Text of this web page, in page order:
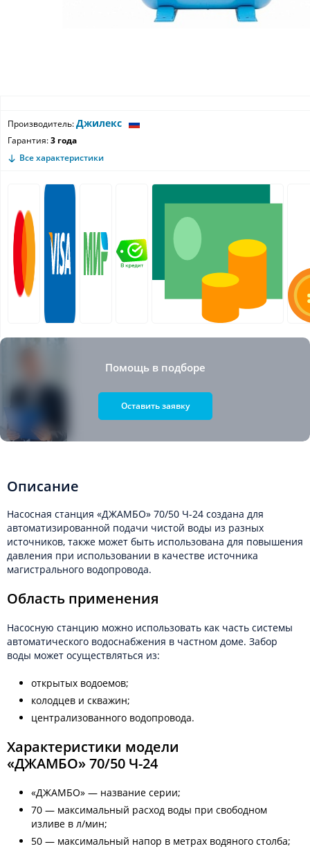
Производитель:Джилекс
Гарантия:3 года
Все характеристики
Помощь в подборе
Оставить заявку
Описание
Насосная станция «ДЖАМБО» 70/50 Ч-24 создана для
автоматизированной подачи чистой воды из разных
источников, также может быть использована для повышения
давления при использовании в качестве источника
магистрального водопровода.
Область применения
Насосную станцию можно использовать как часть системы
автоматического водоснабжения в частном доме. Забор
воды может осуществляться из:
открытых водоемов;
колодцев и скважин;
централизованного водопровода.
Характеристики модели
«ДЖАМБО» 70/50 Ч-24
«ДЖАМБО» — название серии;
70 — максимальный расход воды при свободном
изливе в л/мин;
50 — максимальный напор в метрах водяного столба;